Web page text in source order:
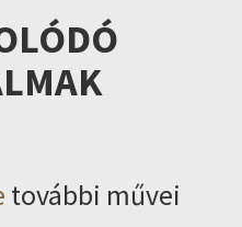
további művei